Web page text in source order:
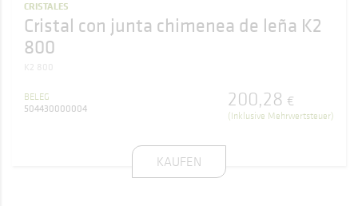
CRISTALES
Cristal con junta chimenea de leña K2
800
K2 800
BELEG
504430000004
200,28 €
(Inklusive Mehrwertsteuer)
KAUFEN